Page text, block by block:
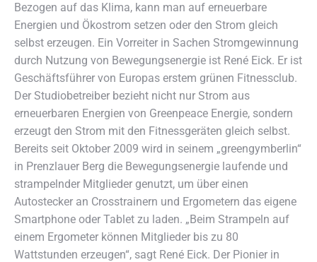
Bezogen auf das Klima, kann man auf erneuerbare
Energien und Ökostrom setzen oder den Strom gleich
selbst erzeugen. Ein Vorreiter in Sachen Stromgewinnung
durch Nutzung von Bewegungsenergie ist René Eick. Er ist
Geschäftsführer von Europas erstem grünen Fitnessclub.
Der Studiobetreiber bezieht nicht nur Strom aus
erneuerbaren Energien von Greenpeace Energie, sondern
erzeugt den Strom mit den Fitnessgeräten gleich selbst.
Bereits seit Oktober 2009 wird in seinem „greengymberlin“
in Prenzlauer Berg die Bewegungsenergie laufende und
strampelnder Mitglieder genutzt, um über einen
Autostecker an Crosstrainern und Ergometern das eigene
Smartphone oder Tablet zu laden. „Beim Strampeln auf
einem Ergometer können Mitglieder bis zu 80
Wattstunden erzeugen“, sagt René Eick. Der Pionier in